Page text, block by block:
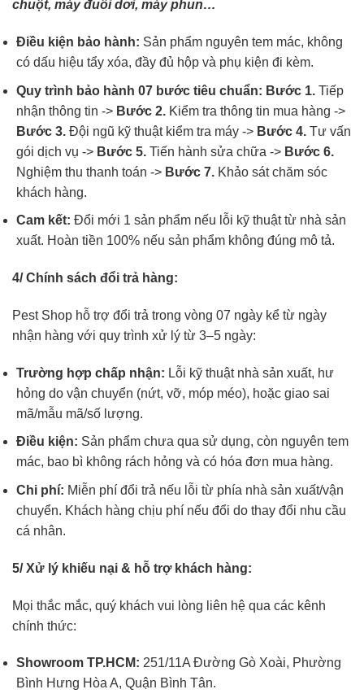
chuột, máy đuổi dơi, máy phun…
Điều kiện bảo hành: Sản phẩm nguyên tem mác, không
có dấu hiệu tẩy xóa, đầy đủ hộp và phụ kiện đi kèm.
Quy trình bảo hành 07 bước tiêu chuẩn: Bước 1. Tiếp
nhận thông tin -> Bước 2. Kiểm tra thông tin mua hàng ->
Bước 3. Đội ngũ kỹ thuật kiểm tra máy -> Bước 4. Tư vấn
gói dịch vụ -> Bước 5. Tiến hành sửa chữa -> Bước 6.
Nghiệm thu thanh toán -> Bước 7. Khảo sát chăm sóc
khách hàng.
Cam kết: Đổi mới 1 sản phẩm nếu lỗi kỹ thuật từ nhà sản
xuất. Hoàn tiền 100% nếu sản phẩm không đúng mô tả.
4/ Chính sách đổi trả hàng:
Pest Shop hỗ trợ đổi trả trong vòng 07 ngày kể từ ngày
nhận hàng với quy trình xử lý từ 3–5 ngày:
Trường hợp chấp nhận: Lỗi kỹ thuật nhà sản xuất, hư
hỏng do vận chuyển (nứt, vỡ, móp méo), hoặc giao sai
mã/mẫu mã/số lượng.
Điều kiện: Sản phẩm chưa qua sử dụng, còn nguyên tem
mác, bao bì không rách hỏng và có hóa đơn mua hàng.
Chi phí: Miễn phí đổi trả nếu lỗi từ phía nhà sản xuất/vận
chuyển. Khách hàng chịu phí nếu đổi do thay đổi nhu cầu
cá nhân.
5/ Xử lý khiếu nại & hỗ trợ khách hàng:
Mọi thắc mắc, quý khách vui lòng liên hệ qua các kênh
chính thức:
Showroom TP.HCM: 251/11A Đường Gò Xoài, Phường
Bình Hưng Hòa A, Quận Bình Tân.